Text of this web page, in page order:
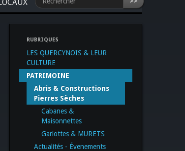
RUBRIQUES
LES QUERCYNOIS & LEUR
CULTURE
PATRIMOINE
Abris & Constructions
Pierres Sèches
Cabanes &
Maisonnettes
Gariottes & MURETS
Actualités - Évenements